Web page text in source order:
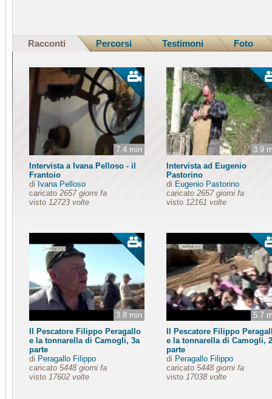
Racconti Percorsi Testimoni Foto
7.4 min
Intervista a Ivana Pelloso - il
Frantoio
di Ivana Pelloso
caricato 2657 giorni fa
visto 12723 volte
3.9
Intervista ad Eugenio
Pastorino
di Eugenio Pastorino
caricato 2657 giorni fa
visto 12161 volte
3.8 min
Il Pescatore Filippo Peragallo
e la tonnarella di Camogli, 3a
parte
di Peragallo Filippo
caricato 5448 giorni fa
visto 17602 volte
5.7
Il Pescatore Filippo
e la tonnarella di Camogli, 2
parte
di Peragallo Filippo
caricato 5448 giorni fa
visto 17038 volte